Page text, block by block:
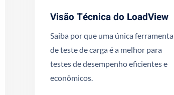
Visão Técnica do LoadView
Saiba por que uma única ferramenta
de teste de carga é a melhor para
testes de desempenho eficientes e
econômicos.